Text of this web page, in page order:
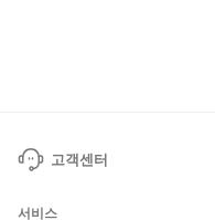
고객센터
서비스